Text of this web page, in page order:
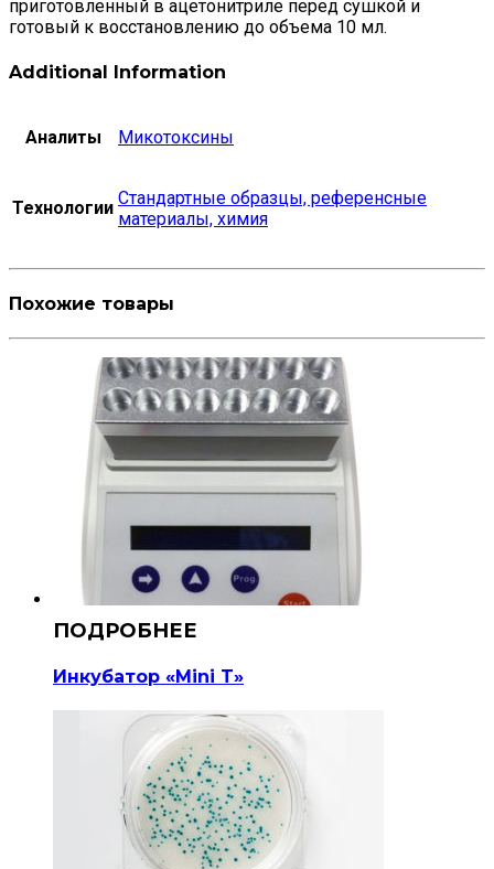
приготовленный в ацетонитриле перед сушкой и
готовый к восстановлению до объема 10 мл.
Additional Information
Аналиты Микотоксины
Технологии Стандартные образцы, референсные
материалы, химия
Похожие товары
Инкубатор «Mini T»